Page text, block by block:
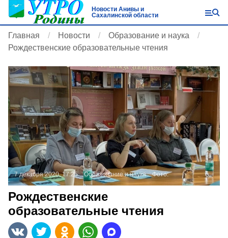
Новости Анивы и
Сахалинской области
Главная Новости
Образование и наука
Рождественские образовательные чтения
7 декабря 2020, 17:25 Образование и наука Фото:
Рождественские
образовательные чтения